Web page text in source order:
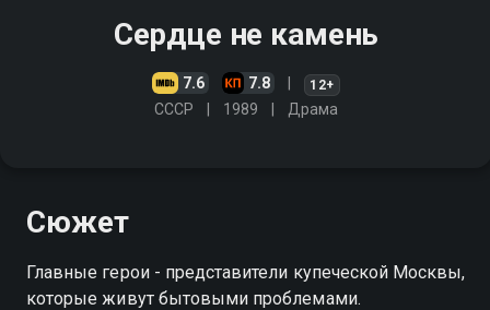
Сердце не камень
7.6 7.8 12+
СССР 1989 Драма
Сюжет
Главные герои - представители купеческой Москвы,
которые живут бытовыми проблемами.